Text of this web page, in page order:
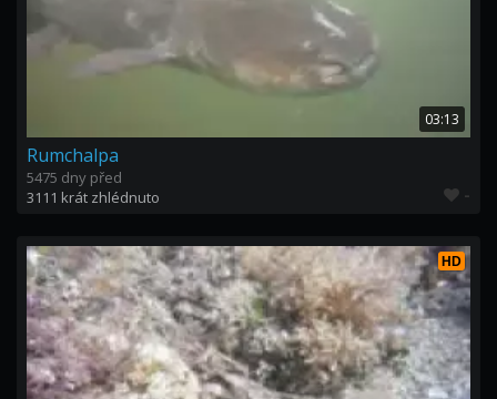
03:13
Rumchalpa
5475 dny před
3111 krát zhlédnuto
-
HD